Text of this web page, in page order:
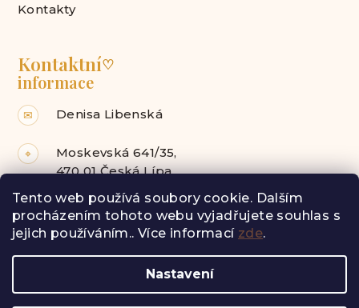
Tento web používá soubory cookie. Dalším
procházením tohoto webu vyjadřujete souhlas s
jejich používáním.. Více informací zde.
Nastavení
Kontakty
Kontaktní♡
informace
✉ Denisa Libenská
⌖
Moskevská 641/35,
470 01 Česká Lípa
Facebook Instagram
vyhrazena.